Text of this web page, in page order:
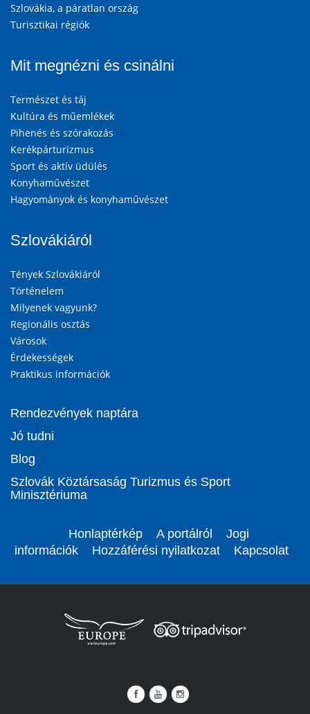
Szlovákia, a páratlan ország
Turisztikai régiók
Mit megnézni és csinálni
Természet és táj
Kultúra és műemlékek
Pihenés és szórakozás
Kerékpárturizmus
Sport és aktív üdülés
Konyhaművészet
Hagyományok és konyhaművészet
Szlovákiáról
Tények Szlovákiáról
Történelem
Milyenek vagyunk?
Regionális osztás
Városok
Érdekességek
Praktikus információk
Rendezvények naptára
Jó tudni
Blog
Szlovák Köztársaság Turizmus és Sport
Minisztériuma
Honlaptérkép A portálról
Jogi
információk
Hozzáférési nyilatkozat Kapcsolat